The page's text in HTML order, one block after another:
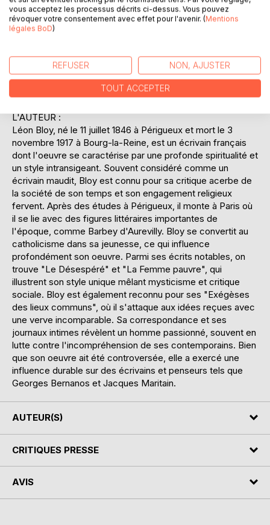
et sa capacité à susciter la réflexion chez le lecteur. En
plongeant dans les méandres de l'âme napoléonienne,
Léon Bloy offre une perspective nouvelle et audacieuse
et défaites. Ce texte est une invitation à reconsidérer
l'image de Napoléon sous un angle plus intime et
métaphysique, révélant ainsi des facettes insoupçonnées
L'AUTEUR :
Léon Bloy, né le 11 juillet 1846 à Périgueux et mort le 3
novembre 1917 à Bourg-la-Reine, est un écrivain français
dont l'oeuvre se caractérise par une profonde spiritualité et
un style intransigeant. Souvent considéré comme un
écrivain maudit, Bloy est connu pour sa critique acerbe de
la société de son temps et son engagement religieux
fervent. Après des études à Périgueux, il monte à Paris où
il se lie avec des figures littéraires importantes de
l'époque, comme Barbey d'Aurevilly. Bloy se convertit au
catholicisme dans sa jeunesse, ce qui influence
profondément son oeuvre. Parmi ses écrits notables, on
trouve "Le Désespéré" et "La Femme pauvre", qui
illustrent son style unique mêlant mysticisme et critique
sociale. Bloy est également reconnu pour ses "Exégèses
des lieux communs", où il s'attaque aux idées reçues avec
une verve incomparable. Sa correspondance et ses
journaux intimes révèlent un homme passionné, souvent en
lutte contre l'incompréhension de ses contemporains. Bien
que son oeuvre ait été controversée, elle a exercé une
influence durable sur des écrivains et penseurs tels que
Georges Bernanos et Jacques Maritain.
AUTEUR(S)
CRITIQUES PRESSE
AVIS
vous acceptez les processus décrits ci-dessus. Vous pouvez
révoquer votre consentement avec effet pour l'avenir. (Mentions
légales BoD)
REFUSER NON, AJUSTER
TOUT ACCEPTER